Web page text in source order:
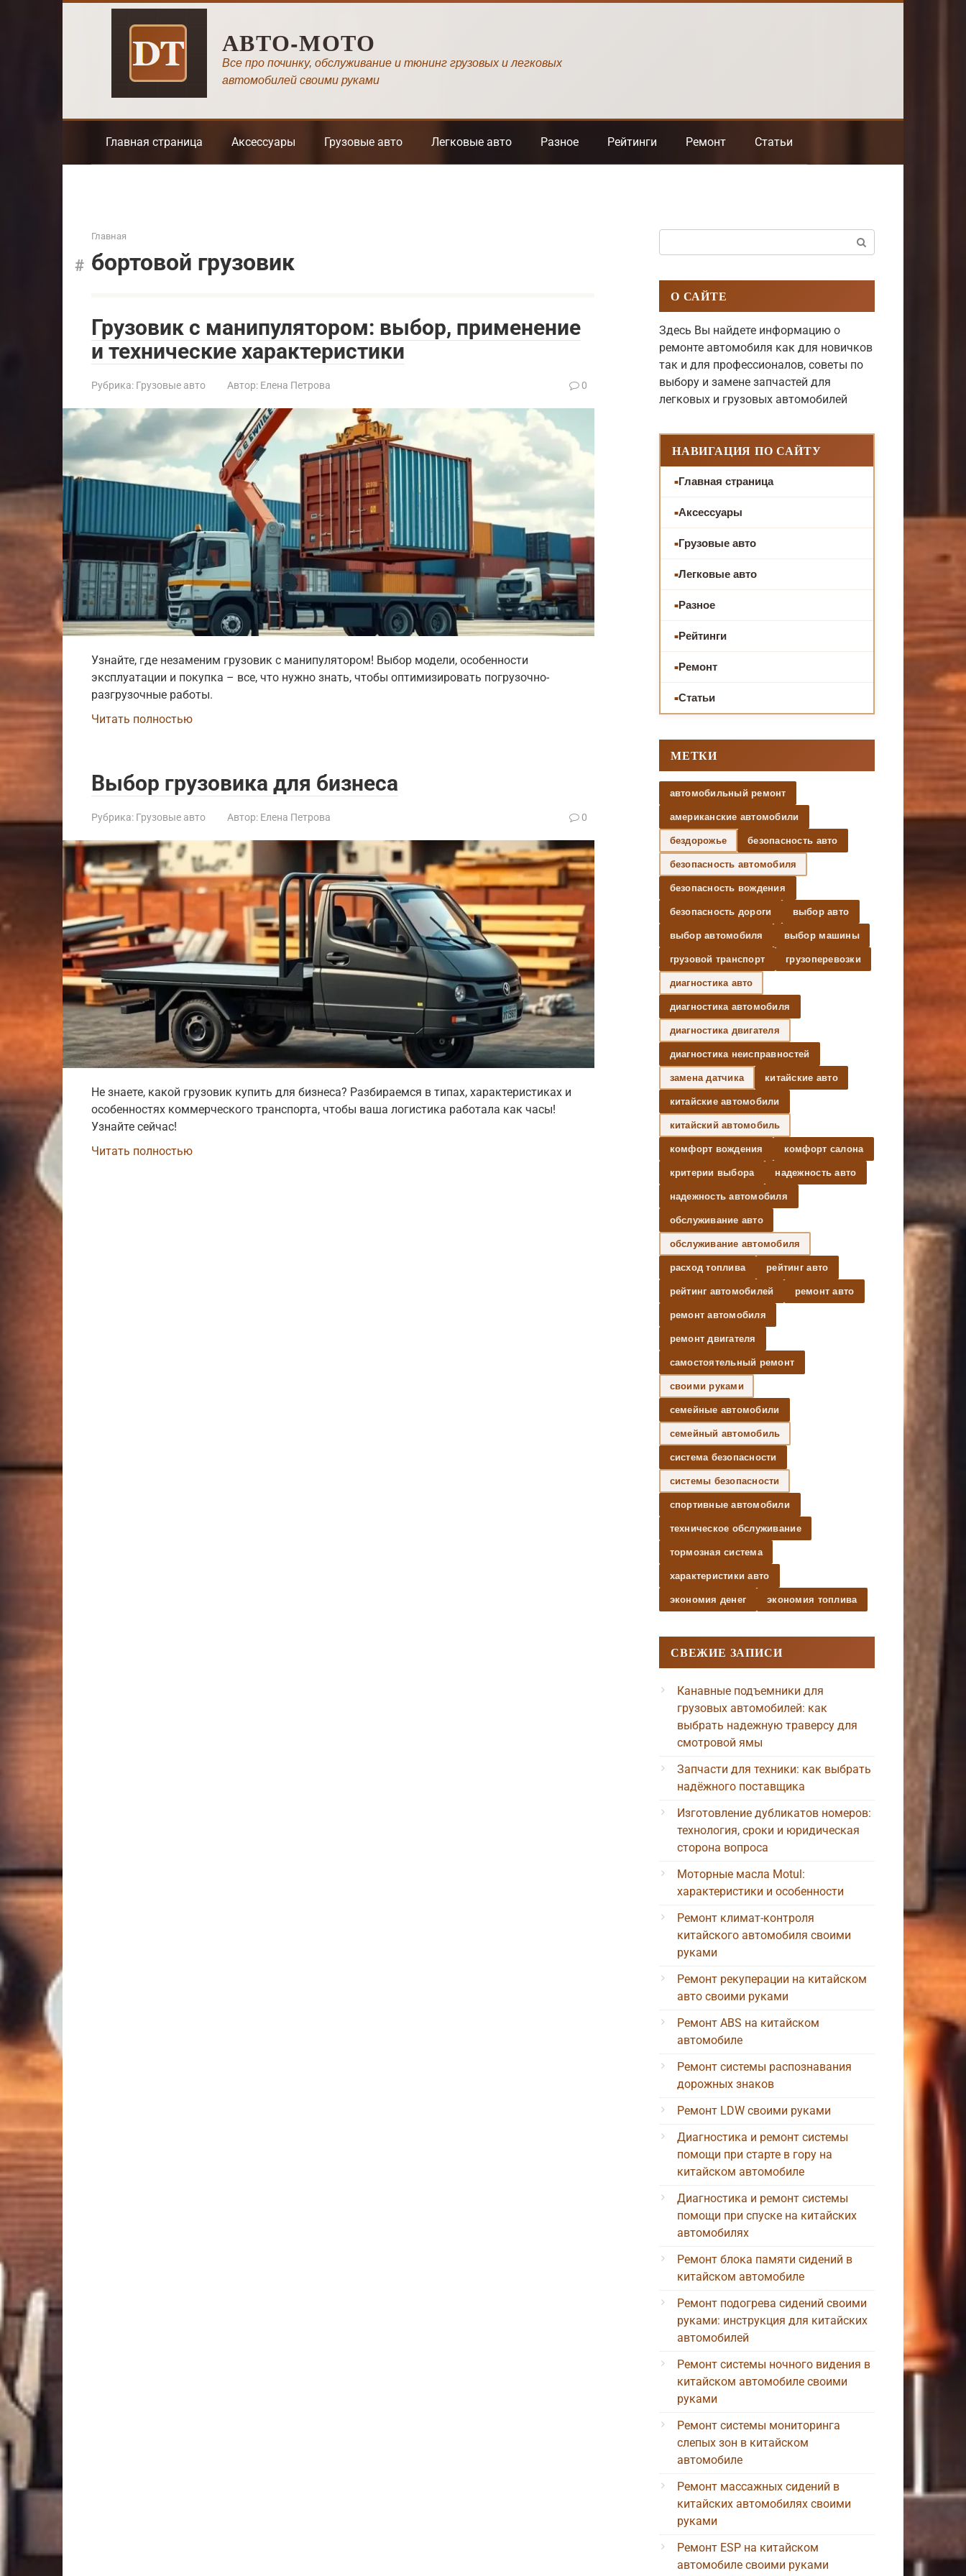
АВТО-МОТО
Все про починку, обслуживание и тюнинг грузовых и легковых
автомобилей своими руками
Главная страница Аксессуары Грузовые авто Легковые авто Разное Рейтинги Ремонт Статьи
Главная
бортовой грузовик
Грузовик с манипулятором: выбор, применение
и технические характеристики
Рубрика: Грузовые авто Автор: Елена Петрова 0
Узнайте, где незаменим грузовик с манипулятором! Выбор модели, особенности
эксплуатации и покупка – все, что нужно знать, чтобы оптимизировать погрузочно-
разгрузочные работы.
Читать полностью
Выбор грузовика для бизнеса
Рубрика: Грузовые авто Автор: Елена Петрова 0
Не знаете, какой грузовик купить для бизнеса? Разбираемся в типах, характеристиках и
особенностях коммерческого транспорта, чтобы ваша логистика работала как часы!
Узнайте сейчас!
Читать полностью
О САЙТЕ
Здесь Вы найдете информацию о
ремонте автомобиля как для новичков
так и для профессионалов, советы по
выбору и замене запчастей для
легковых и грузовых автомобилей
НАВИГАЦИЯ ПО САЙТУ
Главная страница
Аксессуары
Грузовые авто
Легковые авто
Разное
Рейтинги
Ремонт
Статьи
МЕТКИ
автомобильный ремонт
американские автомобили
бездорожье безопасность авто
безопасность автомобиля
безопасность вождения
безопасность дороги выбор авто
выбор автомобиля выбор машины
грузовой транспорт грузоперевозки
диагностика авто
диагностика автомобиля
диагностика двигателя
диагностика неисправностей
замена датчика китайские авто
китайские автомобили
китайский автомобиль
комфорт вождения комфорт салона
критерии выбора надежность авто
надежность автомобиля
обслуживание авто
обслуживание автомобиля
расход топлива рейтинг авто
рейтинг автомобилей ремонт авто
ремонт автомобиля
ремонт двигателя
самостоятельный ремонт
своими руками
семейные автомобили
семейный автомобиль
система безопасности
системы безопасности
спортивные автомобили
техническое обслуживание
тормозная система
характеристики авто
экономия денег экономия топлива
СВЕЖИЕ ЗАПИСИ
Канавные подъемники для
грузовых автомобилей: как
выбрать надежную траверсу для
смотровой ямы
Запчасти для техники: как выбрать
надёжного поставщика
Изготовление дубликатов номеров:
технология, сроки и юридическая
сторона вопроса
Моторные масла Motul:
характеристики и особенности
Ремонт климат-контроля
китайского автомобиля своими
руками
Ремонт рекуперации на китайском
авто своими руками
Ремонт ABS на китайском
автомобиле
Ремонт системы распознавания
дорожных знаков
Ремонт LDW своими руками
Диагностика и ремонт системы
помощи при старте в гору на
китайском автомобиле
Диагностика и ремонт системы
помощи при спуске на китайских
автомобилях
Ремонт блока памяти сидений в
китайском автомобиле
Ремонт подогрева сидений своими
руками: инструкция для китайских
автомобилей
Ремонт системы ночного видения в
китайском автомобиле своими
руками
Ремонт системы мониторинга
слепых зон в китайском
автомобиле
Ремонт массажных сидений в
китайских автомобилях своими
руками
Ремонт ESP на китайском
автомобиле своими руками